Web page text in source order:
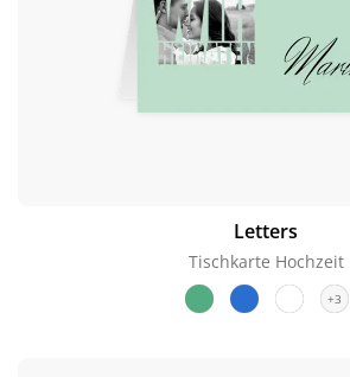
Letters
Tischkarte Hochzeit
+3